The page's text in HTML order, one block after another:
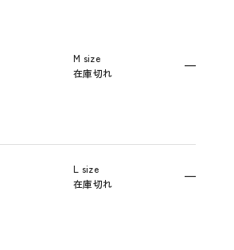
M size
在庫切れ
—
L size
在庫切れ
—